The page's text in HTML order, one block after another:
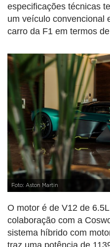
especificações técnicas
um veículo convencional
carro da F1 em termos
Foto: Aston Martin
O motor é de V12 de
colaboração com a
sistema híbrido com
traz uma potência de